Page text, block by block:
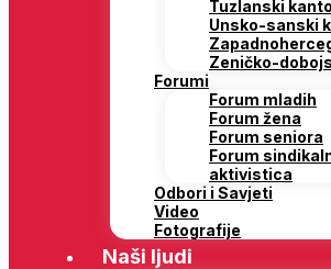
Tuzlanski
Unsko-sanski
Zeničko-
Forumi
Forum mladih
Forum žena
Forum seniora
Forum
aktivistica
Odbori i Savjeti
Video
Fotografije
Naši ljudi